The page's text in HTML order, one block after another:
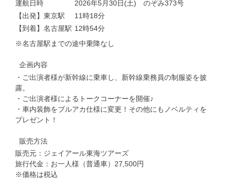
運航日時
2026年5月30日(土) のぞみ373号
【出発】東京駅
11時18分
【到着】名古屋駅 12時54分
※名古屋駅までの途中乗降なし
企画内容
・ご出演者様が新幹線に乗車し、新幹線乗務員の制服姿を披
露。
・ご出演者様によるトークコーナーを開催♪
・車内装飾をブルアカ仕様に変更！その他にもノベルティを
プレゼント！
販売方法
販売元：ジェイアール東海ツアーズ
旅行代金：お一人様（普通車）27,500円
※価格は税込